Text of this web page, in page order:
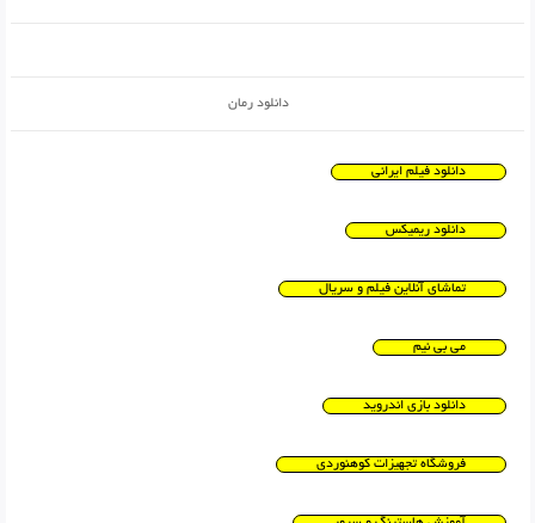
دانلود رمان
دانلود فیلم ایرانی
دانلود ریمیکس
تماشای آنلاین فیلم و سریال
می بی نیم
دانلود بازی اندروید
فروشگاه تجهیزات کوهنوردی